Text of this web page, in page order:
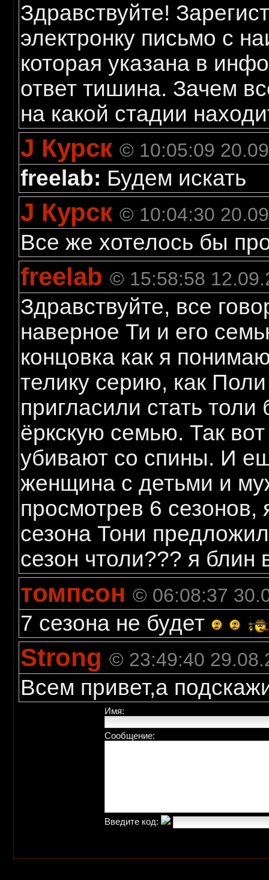
Здравствуйте!
электронку письмо с
которая указана в
ответ тишина. Зачем
на какой стадии
J Курск © 10:05:09
freelab: Будем искать
J Курск © 10:04:30
Все же хотелось бы
freelab © 15:58:58
Здравствуйте, все
наверное Ти и его
концовка как я
телику серию, как
пригласили стать
ёркскую семью. Так
убивают со спины. И
женщина с детьми и
просмотрев 6 сезонов,
сезона Тони
сезон чтоли??? я блин
томпсон © 06:08:37
7 сезона не будет
Strong © 23:49:40
Всем привет,а
Имя:
Сообщение:
Введите код: